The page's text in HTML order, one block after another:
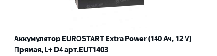
Аккумулятор EUROSTART Extra Power (140 Ач, 12 V)
Прямая, L+ D4 арт.EUT1403